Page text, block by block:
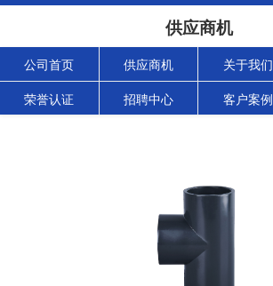
供应商机
公司首页 供应商机 关于我们
荣誉认证 招聘中心 客户案例